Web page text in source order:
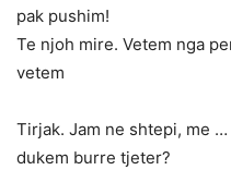
pak pushim!
Te njoh mire. Vetem nga
vetem
Tirjak. Jam ne shtepi, me
dukem burre tjeter?